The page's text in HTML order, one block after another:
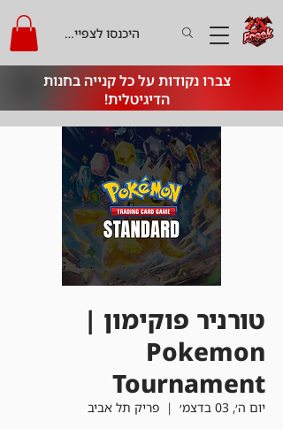
צברו נקודות על כל קנייה בחנות
הדיגיטלית!
היכנסו לצפייה בקרדיט
טורניר פוקימון |
Pokemon
Tournament
יום ה׳, 03 בדצמ׳
  |
פריק תל אביב